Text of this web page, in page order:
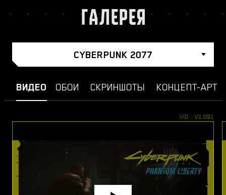
ГАЛЕРЕЯ
CYBERPUNK 2077
ВИДЕО ОБОИ СКРИНШОТЫ КОНЦЕПТ-АРТ